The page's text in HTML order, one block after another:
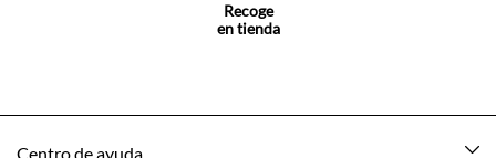
Recoge
en tienda
Centro de ayuda